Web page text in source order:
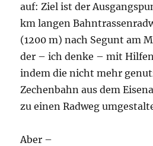
auf: Ziel ist der
km langen
(1200 m) nach Segunt am
der – ich denke – mit
indem die nicht mehr
Zechenbahn aus dem
zu einen Radweg
Aber –